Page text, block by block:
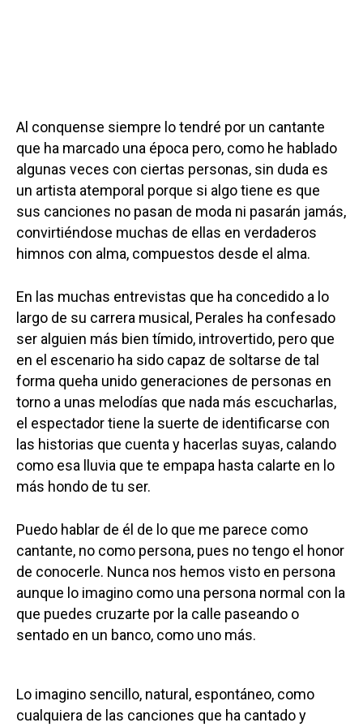
Al conquense siempre lo tendré por un cantante
que ha marcado una época pero, como he hablado
algunas veces con ciertas personas, sin duda es
un artista atemporal porque si algo tiene es que
sus canciones no pasan de moda ni pasarán jamás,
convirtiéndose muchas de ellas en verdaderos
himnos con alma, compuestos desde el alma.
En las muchas entrevistas que ha concedido a lo
largo de su carrera musical, Perales ha confesado
ser alguien más bien tímido, introvertido, pero que
en el escenario ha sido capaz de soltarse de tal
forma queha unido generaciones de personas en
torno a unas melodías que nada más escucharlas,
el espectador tiene la suerte de identificarse con
las historias que cuenta y hacerlas suyas, calando
como esa lluvia que te empapa hasta calarte en lo
más hondo de tu ser.
Puedo hablar de él de lo que me parece como
cantante, no como persona, pues no tengo el honor
de conocerle. Nunca nos hemos visto en persona
aunque lo imagino como una persona normal con la
que puedes cruzarte por la calle paseando o
sentado en un banco, como uno más.
Lo imagino sencillo, natural, espontáneo, como
cualquiera de las canciones que ha cantado y